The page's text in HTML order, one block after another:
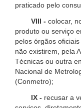
praticado pelo
VIII - colocar,
produto ou serviço
pelos órgãos
não existirem, pela
Técnicas ou outra
Nacional de
(Conmetro);
IX - recusar a